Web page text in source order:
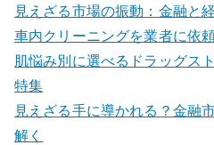
見えざる市場の振動：金融と
車内クリーニングを業者に依
肌悩み別に選べるドラッグス
特集
見えざる手に導かれる？金融
解く